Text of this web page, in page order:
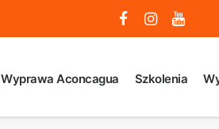
Wyprawa Aconcagua Szkolenia